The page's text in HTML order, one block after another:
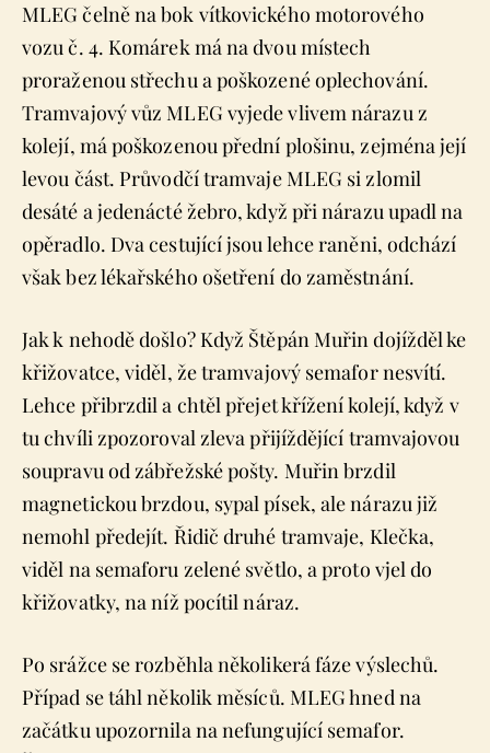
MLEG čelně na bok vítkovického motorového
vozu č. 4. Komárek má na dvou místech
proraženou střechu a poškozené oplechování.
Tramvajový vůz MLEG vyjede vlivem nárazu z
kolejí, má poškozenou přední plošinu, zejména její
levou část. Průvodčí tramvaje MLEG si zlomil
desáté a jedenácté žebro, když při nárazu upadl na
opěradlo. Dva cestující jsou lehce raněni, odchází
však bez lékařského ošetření do zaměstnání.
Jak k nehodě došlo? Když Štěpán Muřin dojížděl ke
křižovatce, viděl, že tramvajový semafor nesvítí.
Lehce přibrzdil a chtěl přejet křížení kolejí, když v
tu chvíli zpozoroval zleva přijíždějící tramvajovou
soupravu od zábřežské pošty. Muřin brzdil
magnetickou brzdou, sypal písek, ale nárazu již
nemohl předejít. Řidič druhé tramvaje, Klečka,
viděl na semaforu zelené světlo, a proto vjel do
křižovatky, na níž pocítil náraz.
Po srážce se rozběhla několikerá fáze výslechů.
Případ se táhl několik měsíců. MLEG hned na
začátku upozornila na nefungující semafor.